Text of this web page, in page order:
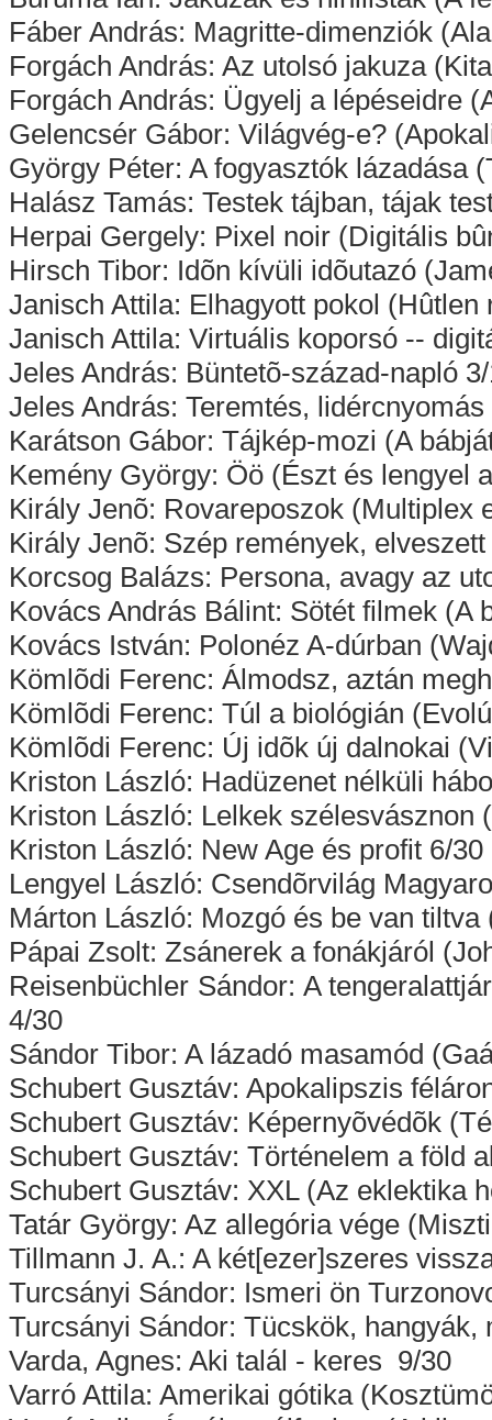
Fáber András: Magritte-dimenziók
Forgách András: Az utolsó jakuza
Forgách András: Ügyelj a lépéseidre
Gelencsér Gábor: Világvég-e?
György Péter: A fogyasztók lázadása
Halász Tamás: Testek tájban, tájak
Herpai Gergely: Pixel noir (Digitális
Hirsch Tibor: Idõn kívüli idõutazó
Janisch Attila: Elhagyott pokol
Janisch Attila: Virtuális koporsó --
Jeles András: Büntetõ-század-napló
Jeles András: Teremtés,
Karátson Gábor: Tájkép-mozi (A
Kemény György: Öö (Észt és lengyel
Király Jenõ: Rovareposzok (Multiplex
Király Jenõ: Szép remények,
Korcsog Balázs: Persona, avagy az
Kovács András Bálint: Sötét filmek (A
Kovács István: Polonéz A-dúrban
Kömlõdi Ferenc: Álmodsz, aztán
Kömlõdi Ferenc: Túl a biológián
Kömlõdi Ferenc: Új idõk új dalnokai
Kriston László: Hadüzenet nélküli
Kriston László: Lelkek
Kriston László: New Age és profit 6/30
Lengyel László: Csendõrvilág
Márton László: Mozgó és be van
Pápai Zsolt: Zsánerek a fonákjáról
Reisenbüchler Sándor: A
4/30
Sándor Tibor: A lázadó masamód
Schubert Gusztáv: Apokalipszis
Schubert Gusztáv: Képernyõvédõk
Schubert Gusztáv: Történelem a föld
Schubert Gusztáv: XXL (Az eklektika
Tatár György: Az allegória vége
Tillmann J. A.: A két[ezer]szeres
Turcsányi Sándor: Ismeri ön
Turcsányi Sándor: Tücskök,
Varda, Agnes: Aki talál - keres 9/30
Varró Attila: Amerikai gótika